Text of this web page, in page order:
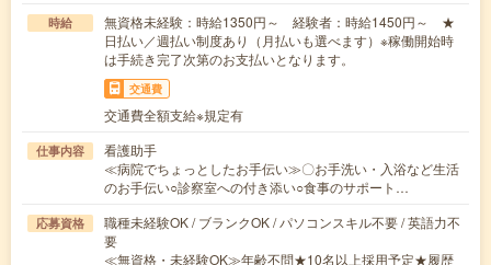
時給
無資格未経験：時給1350円～ 経験者：時給1450円～ ★
日払い／週払い制度あり（月払いも選べます）※稼働開始時
は手続き完了次第のお支払いとなります。
交通費
交通費全額支給※規定有
仕事内容
看護助手
≪病院でちょっとしたお手伝い≫〇お手洗い・入浴など生活
のお手伝い○診察室への付き添い○食事のサポート…
応募資格
職種未経験OK / ブランクOK / パソコンスキル不要 / 英語力不
要
≪無資格・未経験OK≫年齢不問★10名以上採用予定★履歴